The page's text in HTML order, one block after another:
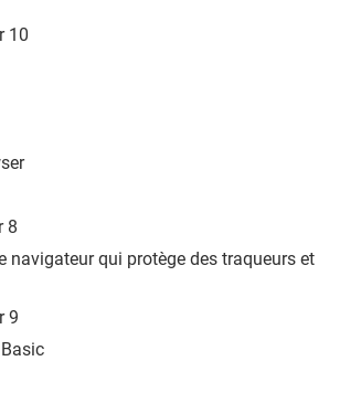
10
8
navigateur qui protège des traqueurs et
9